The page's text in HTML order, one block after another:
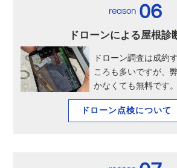
reason 06
ドローンによる屋根診
ドローン調査は成約
ころも多いですが、
かなくても無料です。
ドローン点検について